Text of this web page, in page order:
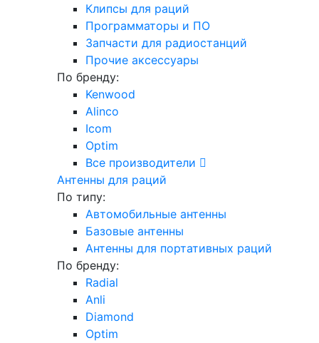
Клипсы для раций
Программаторы и ПО
Запчасти для радиостанций
Прочие аксессуары
По бренду:
Kenwood
Alinco
Icom
Optim
Все производители
Антенны для раций
По типу:
Автомобильные антенны
Базовые антенны
Антенны для портативных раций
По бренду:
Radial
Anli
Diamond
Optim